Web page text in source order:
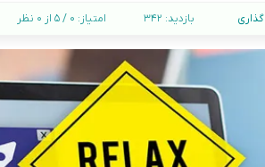
پلاگین های SEO ناپ کامرس
بازدید: 342 امتیاز: 0 / 5 از 0 نظر